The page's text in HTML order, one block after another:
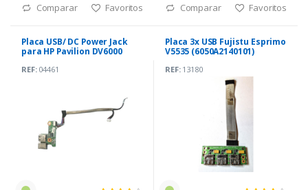
Comparar Favoritos Comparar Favoritos
Placa USB/ DC Power Jack
para HP Pavilion DV6000
REF:04461
Placa 3x USB Fujistu Esprimo
V5535 (6050A2140101)
REF:13180